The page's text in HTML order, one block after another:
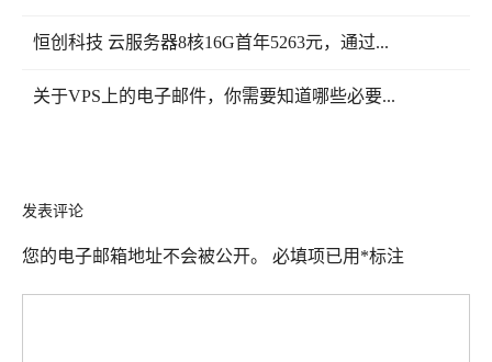
恒创科技 云服务器8核16G首年5263元，通过...
关于VPS上的电子邮件，你需要知道哪些必要...
发表评论
您的电子邮箱地址不会被公开。 必填项已用 *标注